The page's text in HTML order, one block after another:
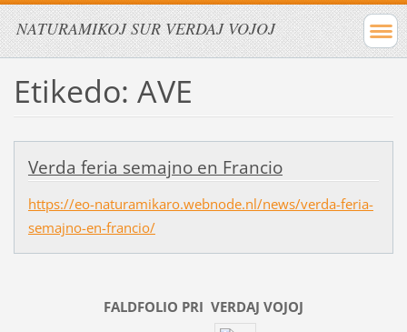
NATURAMIKOJ SUR VERDAJ VOJOJ
Etikedo: AVE
Verda feria semajno en Francio
https://eo-naturamikaro.webnode.nl/news/verda-feria-
semajno-en-francio/
FALDFOLIO PRI VERDAJ VOJOJ